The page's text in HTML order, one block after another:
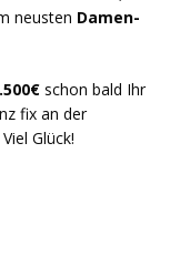
neusten Damen-
schon bald Ihr
fix an der
Glück!